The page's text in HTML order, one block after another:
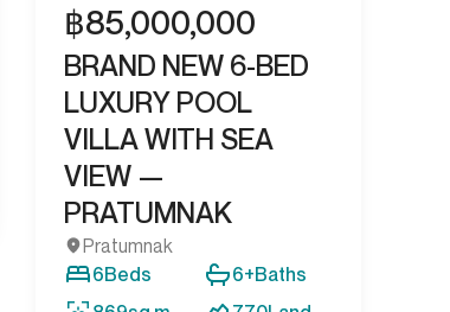
฿85,000,000
BRAND NEW 6-BED
LUXURY POOL
VILLA WITH SEA
VIEW —
PRATUMNAK
Pratumnak
6Beds 6+Baths